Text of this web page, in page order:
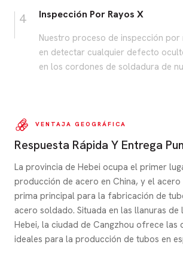
4 Inspección Por Rayos X
Nuestro proceso de inspección
en detectar cualquier defecto
en los cordones de soldadura de
VENTAJA GEOGRÁFICA
Respuesta Rápida Y Entrega
La provincia de Hebei ocupa el primer
producción de acero en China, y el acero
prima principal para la fabricación de
acero soldado. Situada en las llanuras de
Hebei, la ciudad de Cangzhou ofrece las
ideales para la producción de tubos en